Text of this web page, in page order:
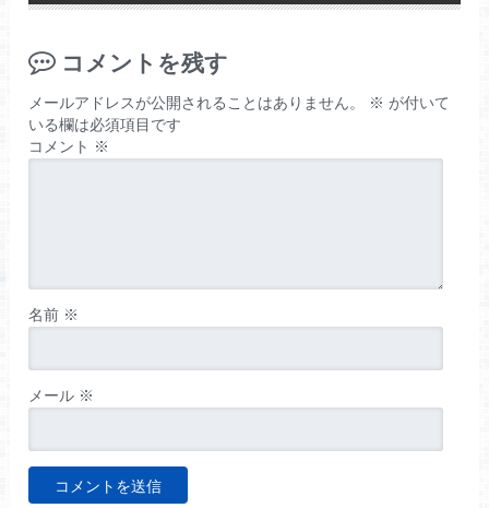
コメントを残す
メールアドレスが公開されることはありません。 ※ が付いて
いる欄は必須項目です
コメント ※
名前 ※
メール ※